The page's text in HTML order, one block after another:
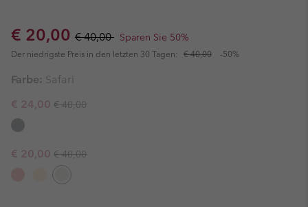
Sale price:
€ 20,00 Regular price:
€ 40,00 Sparen Sie 50%
Der niedrigste Preis in den letzten 30 Tagen: € 40,00 -50%
Farbe: Safari
Sale price:
€ 24,00 Regular price:
€ 40,00
Sale price:
€ 20,00 Regular price:
€ 40,00